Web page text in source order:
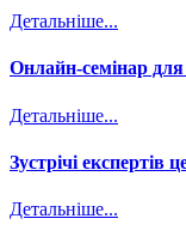
Детальніше...
Онлайн-семінар
Детальніше...
Зустрічі
Детальніше...